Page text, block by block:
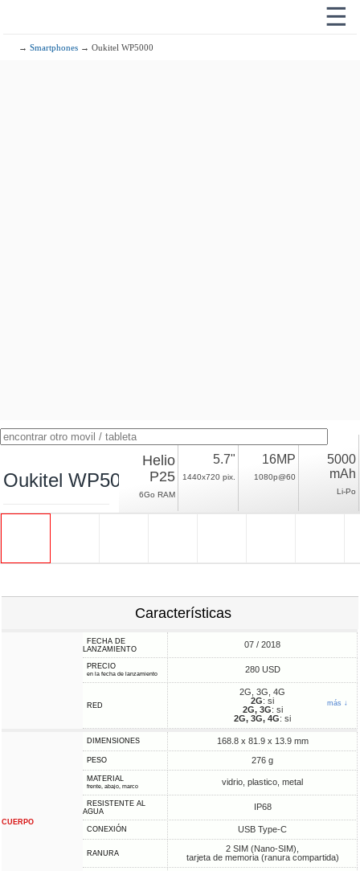
☰
→Smartphones → Oukitel WP5000
Oukitel WP5000
Helio
P25
6Go RAM
5.7"
1440x720 pix.
16MP
1080p@60
5000
mAh
Li-Po
Características
FECHA DE
LANZAMIENTO
07 / 2018
PRECIO
en la fecha de lanzamiento 280 USD
RED
2G, 3G, 4G
más ↓
2G: si
2G, 3G: si
2G, 3G, 4G: si
CUERPO
DIMENSIONES 168.8 x 81.9 x 13.9 mm
PESO 276 g
MATERIAL
frente, abajo, marco vidrio, plastico, metal
RESISTENTE AL
AGUA
IP68
CONEXIÓN USB Type-C
RANURA
2 SIM (Nano-SIM),
tarjeta de memoria (ranura compartida)